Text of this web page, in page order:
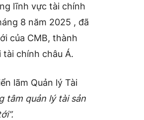
lĩnh vực tài chính
8 năm 2025 , đã
của CMB, thành
chính châu Á.
lãm Quản lý Tài
tâm quản lý tài sản